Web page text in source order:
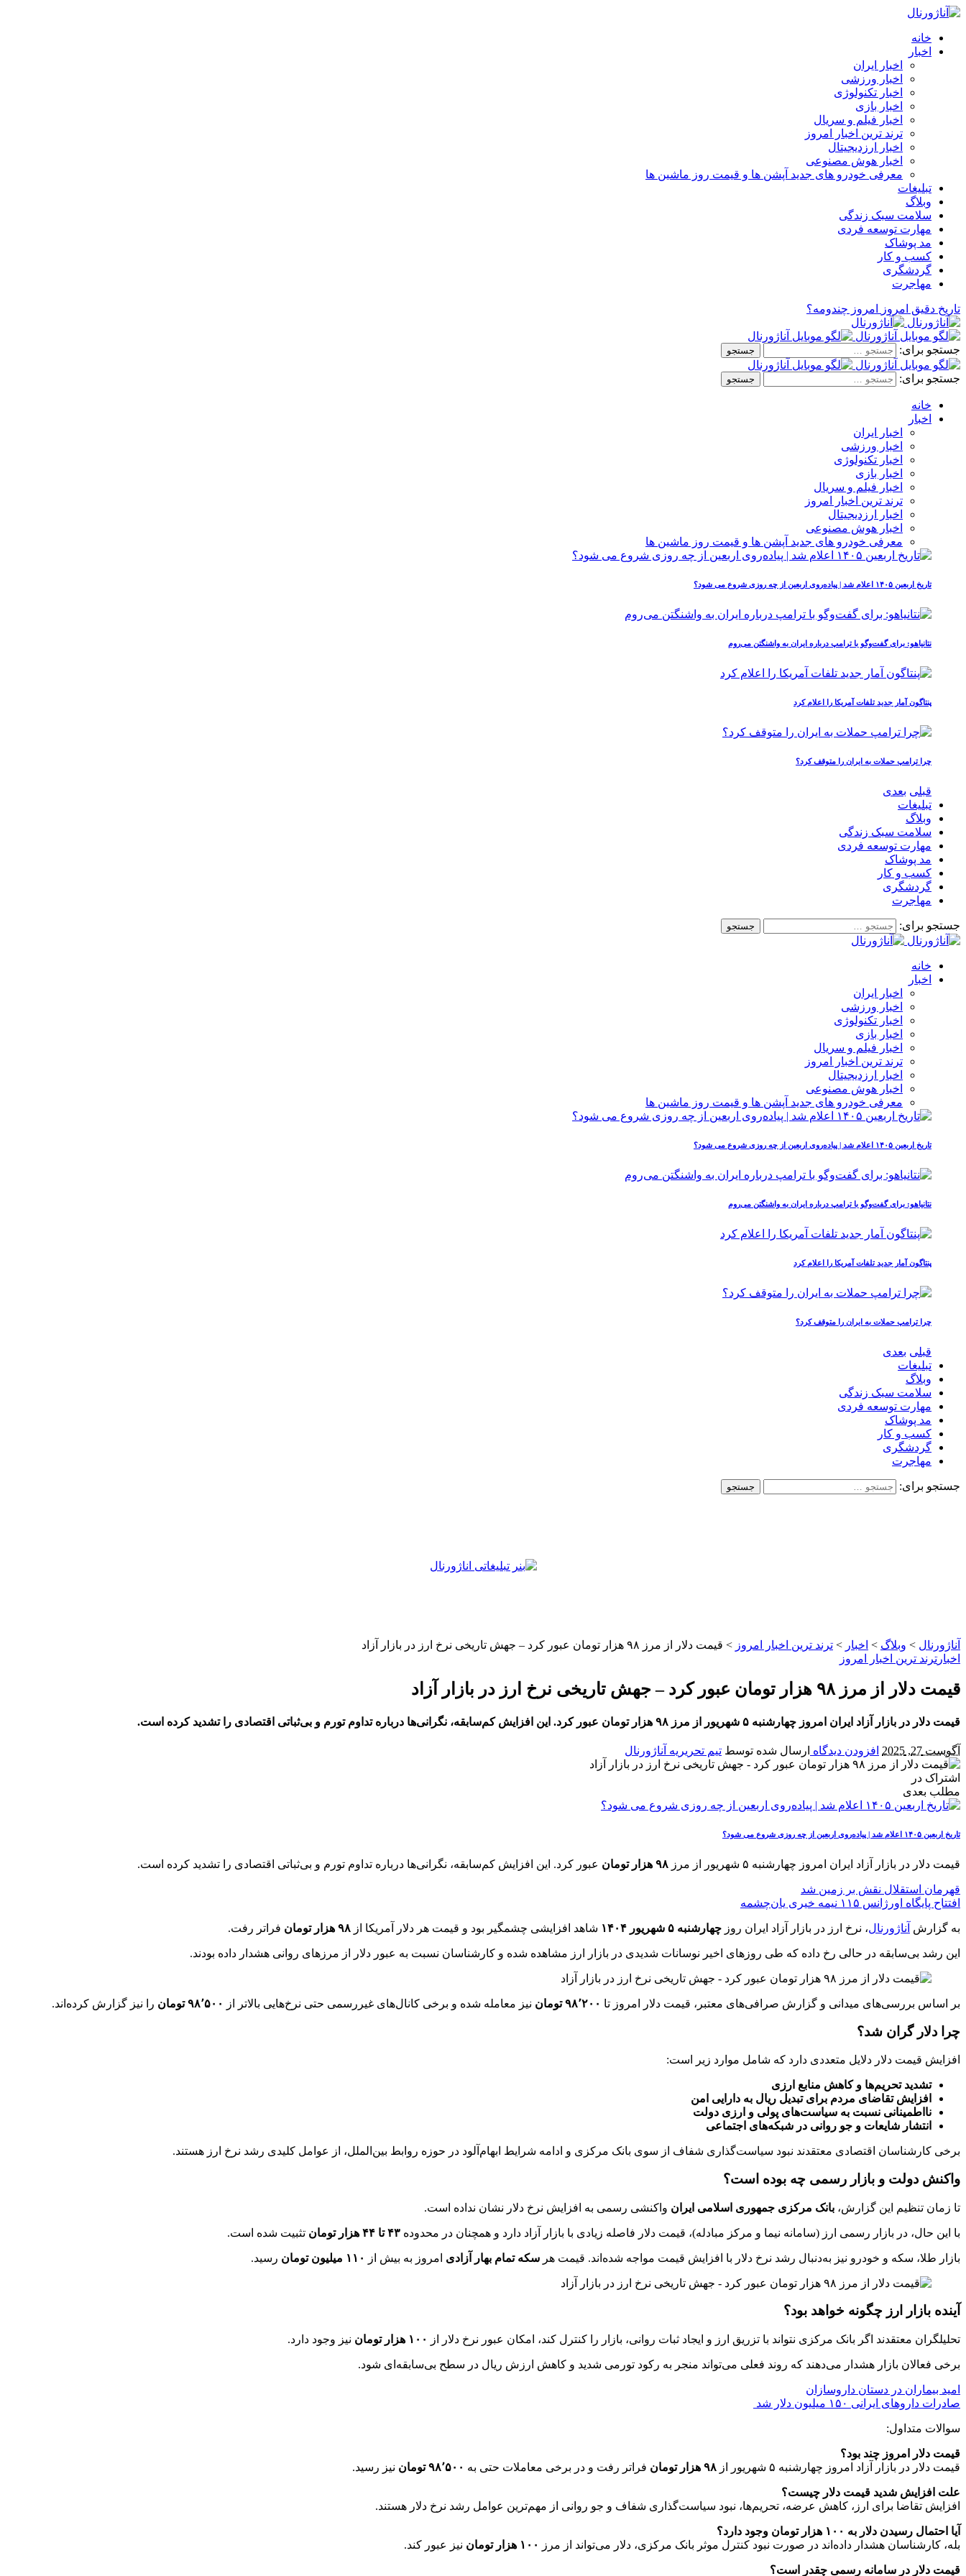
خانه
اخبار
اخبار ایران
اخبار ورزشی
اخبار تکنولوژی
اخبار بازی
اخبار فیلم و سریال
ترند ترین اخبار امروز
اخبار ارزدیجیتال
اخبار هوش مصنوعی
معرفی خودرو های جدید آپشن‌ ها و قیمت روز ماشین‌ ها
تبلیغات
وبلاگ
سلامت سبک زندگی
مهارت توسعه فردی
مد پوشاک
کسب و کار
گردشگری
مهاجرت
تاریخ دقیق امروز امروز چندومه؟
جستجو برای:
جستجو برای:
خانه
اخبار
اخبار ایران
اخبار ورزشی
اخبار تکنولوژی
اخبار بازی
اخبار فیلم و سریال
ترند ترین اخبار امروز
اخبار ارزدیجیتال
اخبار هوش مصنوعی
معرفی خودرو های جدید آپشن‌ ها و قیمت روز ماشین‌ ها
تاریخ اربعین ۱۴۰۵ اعلام شد | پیاده‌روی اربعین از چه روزی شروع می‌ شود؟
نتانیاهو: برای گفت‌وگو با ترامپ درباره ایران به واشنگتن می‌روم
پنتاگون آمار جدید تلفات آمریکا را اعلام کرد
چرا ترامپ حملات به ایران را متوقف کرد؟
قبلی بعدی
تبلیغات
وبلاگ
سلامت سبک زندگی
مهارت توسعه فردی
مد پوشاک
کسب و کار
گردشگری
مهاجرت
جستجو برای:
خانه
اخبار
اخبار ایران
اخبار ورزشی
اخبار تکنولوژی
اخبار بازی
اخبار فیلم و سریال
ترند ترین اخبار امروز
اخبار ارزدیجیتال
اخبار هوش مصنوعی
معرفی خودرو های جدید آپشن‌ ها و قیمت روز ماشین‌ ها
تاریخ اربعین ۱۴۰۵ اعلام شد | پیاده‌روی اربعین از چه روزی شروع می‌ شود؟
نتانیاهو: برای گفت‌وگو با ترامپ درباره ایران به واشنگتن می‌روم
پنتاگون آمار جدید تلفات آمریکا را اعلام کرد
چرا ترامپ حملات به ایران را متوقف کرد؟
قبلی بعدی
تبلیغات
وبلاگ
سلامت سبک زندگی
مهارت توسعه فردی
مد پوشاک
کسب و کار
گردشگری
مهاجرت
جستجو برای:
آناژورنال > وبلاگ > اخبار > ترند ترین اخبار امروز > قیمت دلار از مرز ۹۸ هزار تومان عبور کرد – جهش تاریخی نرخ ارز در بازار آزاد
اخبار ترند ترین اخبار امروز
قیمت دلار از مرز ۹۸ هزار تومان عبور کرد – جهش تاریخی نرخ ارز در بازار آزاد
قیمت دلار در بازار آزاد ایران امروز چهارشنبه ۵ شهریور از مرز ۹۸ هزار تومان عبور کرد. این افزایش کم‌سابقه، نگرانی‌ها درباره تداوم تورم و بی‌ثباتی اقتصادی را تشدید کرده است.
آگوست 27, 2025 افزودن دیدگاه ارسال شده توسط تیم تحریریه آناژورنال
اشتراک در
مطلب بعدی
تاریخ اربعین ۱۴۰۵ اعلام شد | پیاده‌روی اربعین از چه روزی شروع می‌ شود؟
قیمت دلار در بازار آزاد ایران امروز چهارشنبه ۵ شهریور از مرز ۹۸ هزار تومان عبور کرد. این افزایش کم‌سابقه، نگرانی‌ها درباره تداوم تورم و بی‌ثباتی اقتصادی را تشدید کرده است.
قهرمان استقلال نقش بر زمین شد
افتتاح پایگاه اورژانس ۱۱۵ نیمه خیری یان‌چشمه
به گزارش آناژورنال، نرخ ارز در بازار آزاد ایران روز چهارشنبه ۵ شهریور ۱۴۰۴ شاهد افزایشی چشمگیر بود و قیمت هر دلار آمریکا از ۹۸ هزار تومان فراتر رفت.
این رشد بی‌سابقه در حالی رخ داده که طی روزهای اخیر نوسانات شدیدی در بازار ارز مشاهده شده و کارشناسان نسبت به عبور دلار از مرزهای روانی هشدار داده بودند.
بر اساس بررسی‌های میدانی و گزارش صرافی‌های معتبر، قیمت دلار امروز تا ۹۸٬۲۰۰ تومان نیز معامله شده و برخی کانال‌های غیررسمی حتی نرخ‌هایی بالاتر از ۹۸٬۵۰۰ تومان را نیز گزارش کرده‌اند.
چرا دلار گران شد؟
افزایش قیمت دلار دلایل متعددی دارد که شامل موارد زیر است:
تشدید تحریم‌ها و کاهش منابع ارزی
افزایش تقاضای مردم برای تبدیل ریال به دارایی امن
نااطمینانی نسبت به سیاست‌های پولی و ارزی دولت
انتشار شایعات و جو روانی در شبکه‌های اجتماعی
برخی کارشناسان اقتصادی معتقدند نبود سیاست‌گذاری شفاف از سوی بانک مرکزی و ادامه شرایط ابهام‌آلود در حوزه روابط بین‌الملل، از عوامل کلیدی رشد نرخ ارز هستند.
واکنش دولت و بازار رسمی چه بوده است؟
تا زمان تنظیم این گزارش، بانک مرکزی جمهوری اسلامی ایران واکنشی رسمی به افزایش نرخ دلار نشان نداده است.
با این حال، در بازار رسمی ارز (سامانه نیما و مرکز مبادله)، قیمت دلار فاصله زیادی با بازار آزاد دارد و همچنان در محدوده ۴۳ تا ۴۴ هزار تومان تثبیت شده است.
بازار طلا، سکه و خودرو نیز به‌دنبال رشد نرخ دلار با افزایش قیمت مواجه شده‌اند. قیمت هر سکه تمام بهار آزادی امروز به بیش از ۱۱۰ میلیون تومان رسید.
آینده بازار ارز چگونه خواهد بود؟
تحلیلگران معتقدند اگر بانک مرکزی نتواند با تزریق ارز و ایجاد ثبات روانی، بازار را کنترل کند، امکان عبور نرخ دلار از ۱۰۰ هزار تومان نیز وجود دارد.
برخی فعالان بازار هشدار می‌دهند که روند فعلی می‌تواند منجر به رکود تورمی شدید و کاهش ارزش ریال در سطح بی‌سابقه‌ای شود.
امید بیماران در دستان داروسازان
صادرات داروهای ایرانی ۱۵۰ میلیون دلار شد
سوالات متداول:
قیمت دلار امروز چند بود؟
قیمت دلار در بازار آزاد امروز چهارشنبه ۵ شهریور از
۹۸ هزار تومان فراتر رفت و در برخی معاملات حتی به ۹۸٬۵۰۰ تومان نیز رسید.
علت افزایش شدید قیمت دلار چیست؟
افزایش تقاضا برای ارز، کاهش عرضه، تحریم‌ها، نبود سیاست‌گذاری شفاف و جو روانی از مهم‌ترین عوامل رشد نرخ دلار هستند.
آیا احتمال رسیدن دلار به ۱۰۰ هزار تومان وجود دارد؟
بله، کارشناسان هشدار داده‌اند در صورت نبود کنترل موثر بانک مرکزی، دلار می‌تواند از مرز
۱۰۰ هزار تومان نیز عبور کند.
قیمت دلار در سامانه رسمی چقدر است؟